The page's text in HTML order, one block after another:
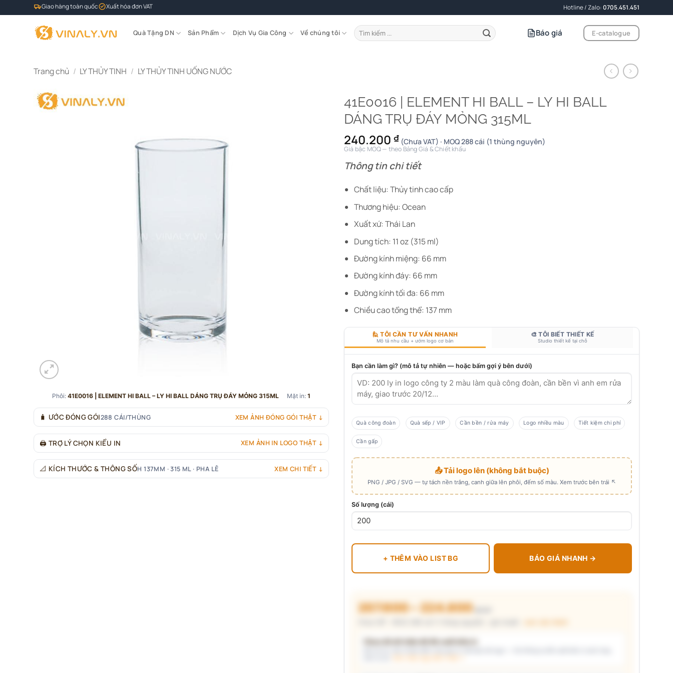
qua
Giao hàng toàn quốc Xuất hóa đơn VAT Hotline / Zalo:0705.451.451
Quà Tặng DN Sản Phẩm Dịch Vụ Gia Công Về chúng tôi
Tìm
kiếm:
Báo giá E-catalogue
Trang chủ / LY THỦY TINH / LY THỦY TINH UỐNG NƯỚC
Phôi: 41E0016 | ELEMENT HI BALL – LY HI BALL DÁNG TRỤ ĐÁY MỎNG 315ML Mặt in: 1
🧳 ƯỚC ĐÓNG GÓI288 CÁI/THÙNG XEM ẢNH ĐÓNG GÓI THẬT ↓
🖨 TRỢ LÝ CHỌN KIỂU IN XEM ẢNH IN LOGO THẬT ↓
📐 KÍCH THƯỚC & THÔNG SỐH 137MM · 315 ML · PHA LÊ XEM CHI TIẾT ↓
41E0016 | ELEMENT HI BALL – LY HI BALL
DÁNG TRỤ ĐÁY MỎNG 315ML
240.200 ₫ (Chưa VAT) · MOQ 288 cái (1 thùng nguyên)
Giá bậc MOQ — theo Bảng Giá & Chiết khấu
Thông tin chi tiết
Chất liệu: Thủy tinh cao cấp
Thương hiệu: Ocean
Xuất xứ: Thái Lan
Dung tích: 11 oz (315 ml)
Đường kính miệng: 66 mm
Đường kính đáy: 66 mm
Đường kính tối đa: 66 mm
Chiều cao tổng thể: 137 mm
🙋 TÔI CẦN TƯ VẤN NHANH
Mô tả nhu cầu + ướm logo cơ bản
🎨 TÔI BIẾT THIẾT KẾ
Studio thiết kế tại chỗ
Bạn cần làm gì? (mô tả tự nhiên — hoặc bấm gợi ý bên dưới)
Quà công đoàn Quà sếp / VIP Cần bền / rửa máy Logo nhiều màu Tiết kiệm chi phí
Cần gấp
📤 Tải logo lên (không bắt buộc)
PNG / JPG / SVG — tự tách nền trắng, canh giữa lên phôi, đếm số màu. Xem trước bên trái ↖
Số lượng (cái)
+ THÊM VÀO LIST BG BÁO GIÁ NHANH →
207.600 – 224.800